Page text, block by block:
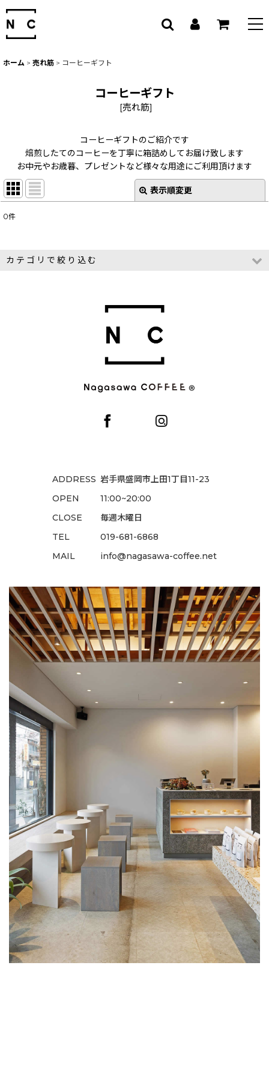
ホーム > 売れ筋 > コーヒーギフト
コーヒーギフト
[売れ筋]
コーヒーギフトのご紹介です
焙煎したてのコーヒーを丁寧に箱詰めしてお届け致します
お中元やお歳暮、プレゼントなど様々な用途にご利用頂けます
表示順変更
表示数 :
0件
カテゴリで絞り込む
ドリップパックコーヒーギフト
ADDRESS 岩手県盛岡市上田1丁目11-23
OPEN
11:00~20:00
CLOSE
毎週木曜日
TEL
019-681-6868
MAIL
info@nagasawa-coffee.net